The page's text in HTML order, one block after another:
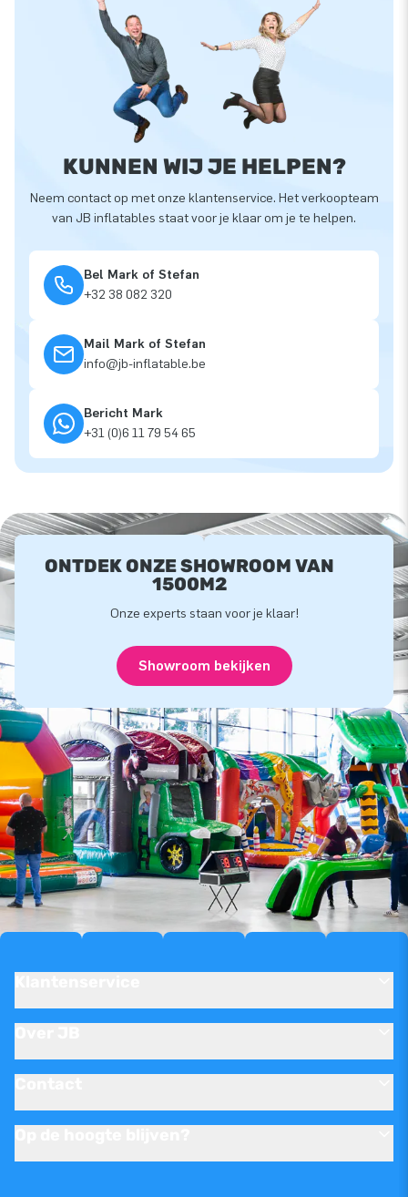
KUNNEN WIJ JE HELPEN?
Neem contact op met onze klantenservice. Het verkoopteam
van JB inflatables staat voor je klaar om je te helpen.
Bel Mark of Stefan
+32 38 082 320
Mail Mark of Stefan
info@jb-inflatable.be
Bericht Mark
+31 (0)6 11 79 54 65
ONTDEK ONZE SHOWROOM VAN
1500M2
Onze experts staan voor je klaar!
Showroom bekijken